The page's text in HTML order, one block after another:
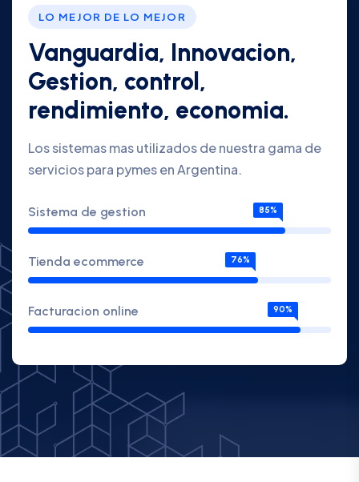
LO MEJOR DE LO MEJOR
Vanguardia, Innovacion,
Gestion, control,
rendimiento, economia.
Los sistemas mas utilizados de nuestra gama de
servicios para pymes en Argentina.
Sistema de gestion 85%
Tienda ecommerce 76%
Facturacion online 90%